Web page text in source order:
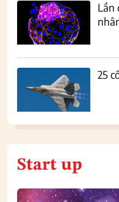
Lần
25
Start up